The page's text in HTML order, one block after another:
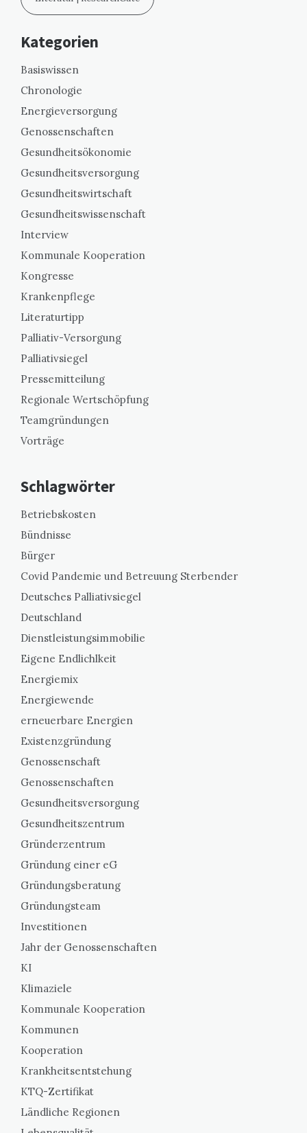
Kategorien
Basiswissen
Chronologie
Energieversorgung
Genossenschaften
Gesundheitsökonomie
Gesundheitsversorgung
Gesundheitswirtschaft
Gesundheitswissenschaft
Interview
Kommunale Kooperation
Kongresse
Krankenpflege
Literaturtipp
Palliativ-Versorgung
Palliativsiegel
Pressemitteilung
Regionale Wertschöpfung
Teamgründungen
Vorträge
Schlagwörter
Betriebskosten
Bündnisse
Bürger
Covid Pandemie und Betreuung Sterbender
Deutsches Palliativsiegel
Deutschland
Dienstleistungsimmobilie
Eigene Endlichlkeit
Energiemix
Energiewende
erneuerbare Energien
Existenzgründung
Genossenschaft
Genossenschaften
Gesundheitsversorgung
Gesundheitszentrum
Gründerzentrum
Gründung einer eG
Gründungsberatung
Gründungsteam
Investitionen
Jahr der Genossenschaften
KI
Klimaziele
Kommunale Kooperation
Kommunen
Kooperation
Krankheitsentstehung
KTQ-Zertifikat
Ländliche Regionen